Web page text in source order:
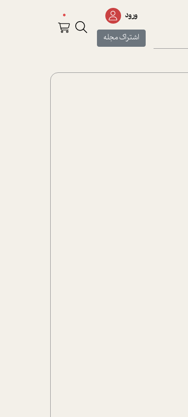
ورود
اشتراک مجله
0